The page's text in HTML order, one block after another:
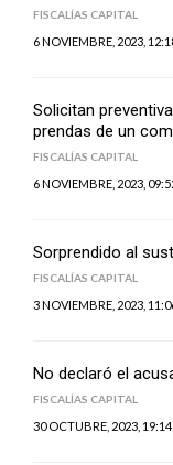
FISCALÍAS CAPITAL
6 NOVIEMBRE, 2023,
Solicitan
prendas de un
FISCALÍAS CAPITAL
6 NOVIEMBRE, 2023,
Sorprendido al
FISCALÍAS CAPITAL
3 NOVIEMBRE, 2023,
No declaró el
FISCALÍAS CAPITAL
30 OCTUBRE, 2023, 19:14